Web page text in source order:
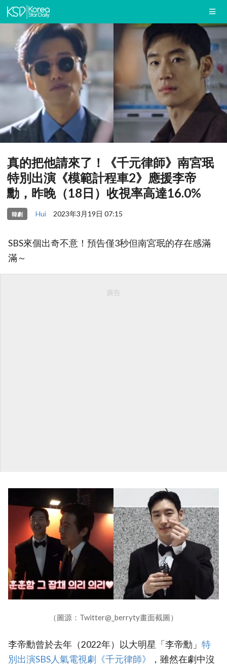
真的把他請來了！《千元律師》南宮珉
特別出演《模範計程車2》應援李帝
勳，昨晚（18日）收視率高達16.0%
韓劇 Hui 2023年3月19日 07:15
SBS來個出奇不意！預告僅3秒但南宮珉的存在感滿
滿～
廣告
（圖源：Twitter@_berryty畫面截圖）
李帝勳曾於去年（2022年）以大明星「李帝勳」 ‎特
別出演SBS人氣電視劇《千元律師》
，雖然在劇中沒